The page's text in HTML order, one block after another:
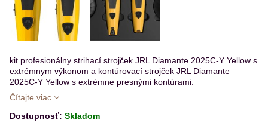
kit profesionálny strihací strojček JRL Diamante 2025C-Y Yellow s
extrémnym výkonom a kontúrovací strojček JRL Diamante
2025C-Y Yellow s extrémne presnými kontúrami.
Čítajte viac
Dostupnosť: Skladom